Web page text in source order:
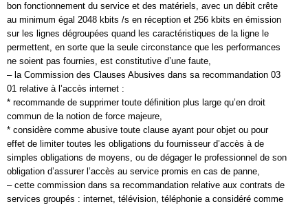
bon fonctionnement du service et des matériels, avec un débit crête
au minimum égal 2048 kbits /s en réception et 256 kbits en émission
sur les lignes dégroupées quand les caractéristiques de la ligne le
permettent, en sorte que la seule circonstance que les performances
ne soient pas fournies, est constitutive d’une faute,
– la Commission des Clauses Abusives dans sa recommandation 03
01 relative à l’accès internet :
* recommande de supprimer toute définition plus large qu’en droit
commun de la notion de force majeure,
* considère comme abusive toute clause ayant pour objet ou pour
effet de limiter toutes les obligations du fournisseur d’accès à de
simples obligations de moyens, ou de dégager le professionnel de son
obligation d’assurer l’accès au service promis en cas de panne,
– cette commission dans sa recommandation relative aux contrats de
services groupés : internet, télévision, téléphonie a considéré comme